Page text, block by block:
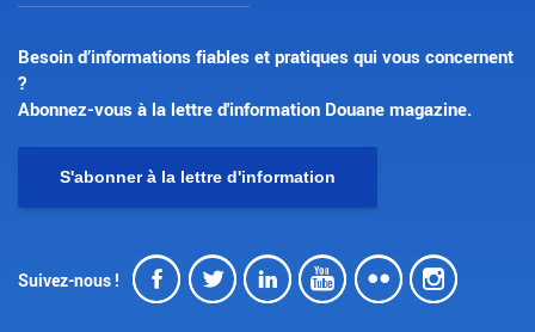
Besoin d’informations fiables et pratiques qui vous concernent
?
Abonnez-vous à la lettre d'information Douane magazine.
S'abonner à la lettre d'information
Suivez-nous ! Facebook
Twitter
LinkedIn
Youtube
Flickr